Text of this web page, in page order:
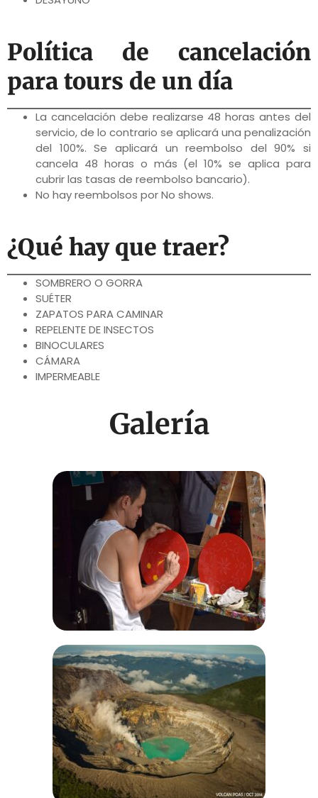
Política de cancelación
para tours de un día
La cancelación debe realizarse 48 horas antes del
servicio, de lo contrario se aplicará una penalización
del 100%. Se aplicará un reembolso del 90% si
cancela 48 horas o más (el 10% se aplica para
cubrir las tasas de reembolso bancario).
No hay reembolsos por No shows.
¿Qué hay que traer?
SOMBRERO O GORRA
SUÉTER
ZAPATOS PARA CAMINAR
REPELENTE DE INSECTOS
BINOCULARES
CÁMARA
IMPERMEABLE
Galería